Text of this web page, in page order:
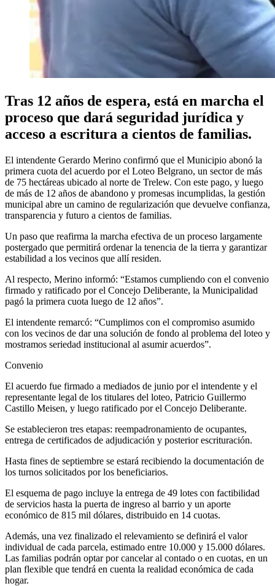
Tras 12 años de espera, está en marcha el
proceso que dará seguridad jurídica y
acceso a escritura a cientos de familias.
El intendente Gerardo Merino confirmó que el Municipio abonó la
primera cuota del acuerdo por el Loteo Belgrano, un sector de más
de 75 hectáreas ubicado al norte de Trelew. Con este pago, y luego
de más de 12 años de abandono y promesas incumplidas, la gestión
municipal abre un camino de regularización que devuelve confianza,
transparencia y futuro a cientos de familias.
Un paso que reafirma la marcha efectiva de un proceso largamente
postergado que permitirá ordenar la tenencia de la tierra y garantizar
estabilidad a los vecinos que allí residen.
Al respecto, Merino informó: “Estamos cumpliendo con el convenio
firmado y ratificado por el Concejo Deliberante, la Municipalidad
pagó la primera cuota luego de 12 años”.
El intendente remarcó: “Cumplimos con el compromiso asumido
con los vecinos de dar una solución de fondo al problema del loteo y
mostramos seriedad institucional al asumir acuerdos”.
Convenio
El acuerdo fue firmado a mediados de junio por el intendente y el
representante legal de los titulares del loteo, Patricio Guillermo
Castillo Meisen, y luego ratificado por el Concejo Deliberante.
Se establecieron tres etapas: reempadronamiento de ocupantes,
entrega de certificados de adjudicación y posterior escrituración.
Hasta fines de septiembre se estará recibiendo la documentación de
los turnos solicitados por los beneficiarios.
El esquema de pago incluye la entrega de 49 lotes con factibilidad
de servicios hasta la puerta de ingreso al barrio y un aporte
económico de 815 mil dólares, distribuido en 14 cuotas.
Además, una vez finalizado el relevamiento se definirá el valor
individual de cada parcela, estimado entre 10.000 y 15.000 dólares.
Las familias podrán optar por cancelar al contado o en cuotas, en un
plan flexible que tendrá en cuenta la realidad económica de cada
hogar.